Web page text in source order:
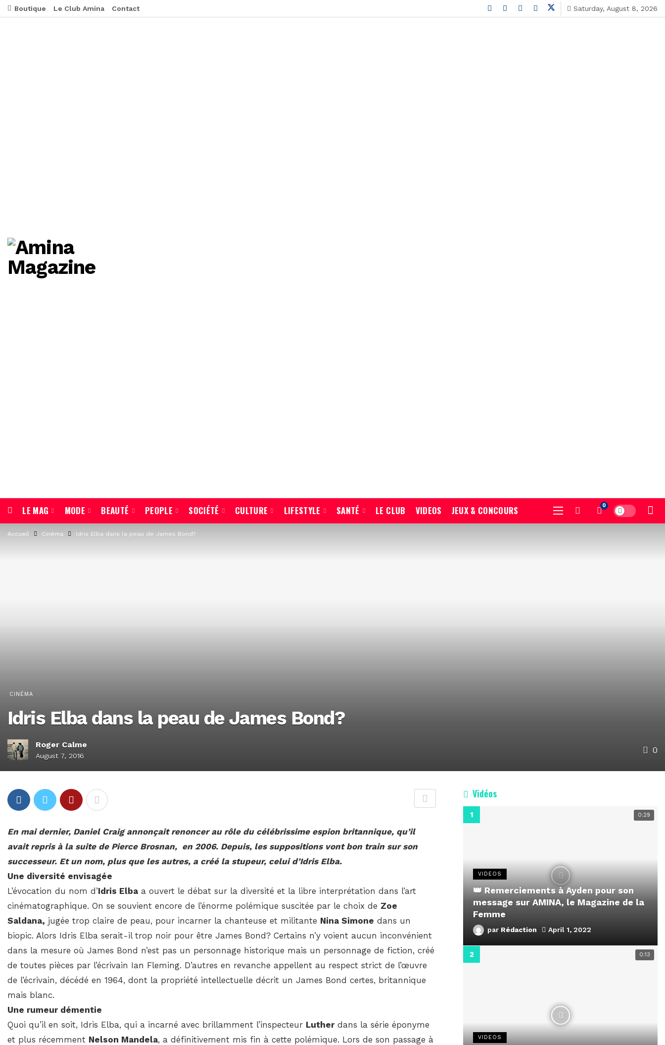
Boutique Le Club Amina Contact Saturday, August 8, 2026
LE MAG MODE BEAUTÉ PEOPLE SOCIÉTÉ CULTURE LIFESTYLE SANTÉ LE CLUB VIDEOS JEUX & CONCOURS 0 Dark mode
Accueil Cinéma Idris Elba dans la peau de James Bond?
CINÉMA
Idris Elba dans la peau de James Bond?
Roger Calme
August 7, 2016
0
En mai dernier, Daniel Craig annonçait renoncer au rôle du célébrissime espion britannique, qu’il
avait repris à la suite de Pierce Brosnan, en 2006. Depuis, les suppositions vont bon train sur son
successeur. Et un nom, plus que les autres, a créé la stupeur, celui d’Idris Elba.
Une diversité envisagée
L’évocation du nom d’Idris Elba a ouvert le débat sur la diversité et la libre interprétation dans l’art
cinématographique. On se souvient encore de l’énorme polémique suscitée par le choix de Zoe
Saldana, jugée trop claire de peau, pour incarner la chanteuse et militante Nina Simone dans un
biopic. Alors Idris Elba serait-il trop noir pour être James Bond? Certains n’y voient aucun inconvénient
dans la mesure où James Bond n’est pas un personnage historique mais un personnage de fiction, créé
de toutes pièces par l’écrivain Ian Fleming. D’autres en revanche appellent au respect strict de l’œuvre
de l’écrivain, décédé en 1964, dont la propriété intellectuelle décrit un James Bond certes, britannique
mais blanc.
Une rumeur démentie
Quoi qu’il en soit, Idris Elba, qui a incarné avec brillamment l’inspecteur Lutherdans la série éponyme
et plus récemment Nelson Mandela, a définitivement mis fin à cette polémique. Lors de son passage à
Vidéos
0:29
VIDEOS
👑 Remerciements à Ayden pour son
message sur AMINA, le Magazine de la
Femme
par Rédaction April 1, 2022
0:13
VIDEOS